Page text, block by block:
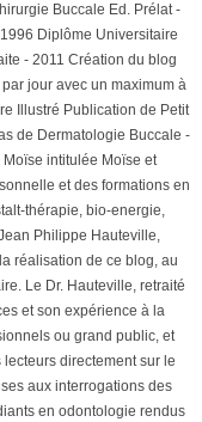
Buccale Ed. Prélat -
Diplôme Universitaire
- 2011 Création du blog
jour avec un maximum à
Illustré Publication de Petit
de Dermatologie Buccale -
intitulée Moïse et
et des formations en
thérapie, bio-energie,
Philippe Hauteville,
réalisation de ce blog, au
Le Dr. Hauteville, retraité
et son expérience à la
ou grand public, et
directement sur le
aux interrogations des
en odontologie rendus